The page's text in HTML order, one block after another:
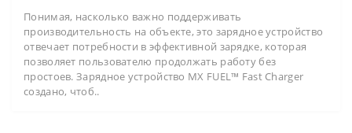
Понимая, насколько важно поддерживать
производительность на объекте, это зарядное устройство
отвечает потребности в эффективной зарядке, которая
позволяет пользователю продолжать работу без
простоев. Зарядное устройство MX FUEL™ Fast Charger
создано, чтоб..